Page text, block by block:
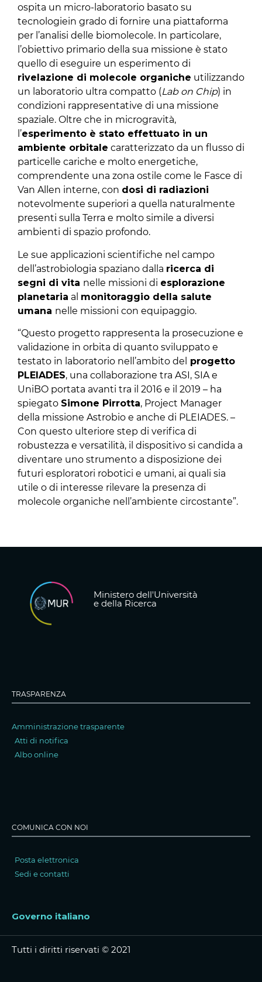
ospita un micro-laboratorio basato su
tecnologiein grado di fornire una piattaforma
per l’analisi delle biomolecole. In particolare,
l’obiettivo primario della sua missione è stato
quello di eseguire un esperimento di
rivelazione di molecole organiche utilizzando
un laboratorio ultra compatto (Lab on Chip) in
condizioni rappresentative di una missione
spaziale. Oltre che in microgravità,
l’esperimento è stato effettuato in un
ambiente orbitale caratterizzato da un flusso di
particelle cariche e molto energetiche,
comprendente una zona ostile come le Fasce di
Van Allen interne, con dosi di radiazioni
notevolmente superiori a quella naturalmente
presenti sulla Terra e molto simile a diversi
ambienti di spazio profondo.
Le sue applicazioni scientifiche nel campo
dell’astrobiologia spaziano dalla ricerca di
segni di vita nelle missioni di esplorazione
planetaria al monitoraggio della salute
umana nelle missioni con equipaggio.
“Questo progetto rappresenta la prosecuzione e
validazione in orbita di quanto sviluppato e
testato in laboratorio nell’ambito del progetto
PLEIADES, una collaborazione tra ASI, SIA e
UniBO portata avanti tra il 2016 e il 2019 – ha
spiegato Simone Pirrotta, Project Manager
della missione Astrobio e anche di PLEIADES. –
Con questo ulteriore step di verifica di
robustezza e versatilità, il dispositivo si candida a
diventare uno strumento a disposizione dei
futuri esploratori robotici e umani, ai quali sia
utile o di interesse rilevare la presenza di
molecole organiche nell’ambiente circostante”.
Ministero dell'Università
e della Ricerca
TRASPARENZA
Amministrazione trasparente
Atti di notifica
Albo online
COMUNICA CON NOI
Posta elettronica
Sedi e contatti
Governo italiano
Tutti i diritti riservati © 2021